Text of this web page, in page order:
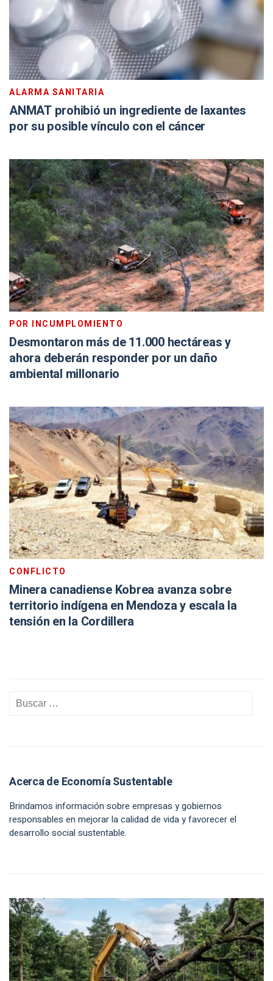
ALARMA SANITARIA
ANMAT prohibió un ingrediente de laxantes
por su posible vínculo con el cáncer
POR INCUMPLOMIENTO
Desmontaron más de 11.000 hectáreas y
ahora deberán responder por un daño
ambiental millonario
CONFLICTO
Minera canadiense Kobrea avanza sobre
territorio indígena en Mendoza y escala la
tensión en la Cordillera
Acerca de Economía Sustentable
Brindamos información sobre empresas y gobiernos
responsables en mejorar la calidad de vida y favorecer el
desarrollo social sustentable.